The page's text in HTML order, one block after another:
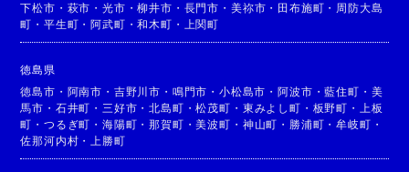
下松市 ・ 萩市 ・光市 ・柳井市 ・ 長門市 ・ 美祢市 ・ 田布施町 ・ 周防大島
町 ・平生町 ・阿武町 ・和木町 ・ 上関町
徳島県
徳島市 ・ 阿南市 ・ 吉野川市 ・ 鳴門市 ・小松島市 ・阿波市 ・藍住町 ・ 美
馬市 ・ 石井町 ・ 三好市 ・北島町 ・松茂町 ・ 東みよし町 ・ 板野町 ・
上板
町 ・つるぎ町 ・海陽町 ・那賀町 ・美波町 ・ 神山町 ・ 勝浦町 ・牟岐町 ・
佐那河内村 ・ 上勝町